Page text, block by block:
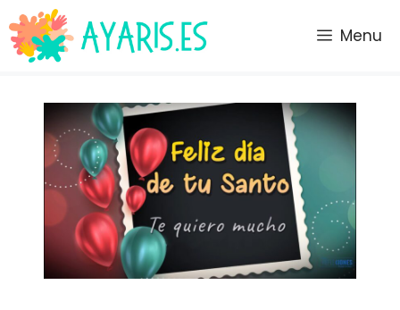
Saltar
al
contenido
Menu